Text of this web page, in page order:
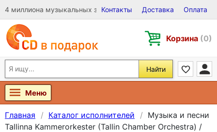
4 миллиона музыкальных записей на Виниле, CD и DVD
Контакты Доставка Оплата
Корзина (0)
Найти
Меню
Главная Каталог исполнителей
Музыка и песни
Tallinna Kammerorkester (Tallin Chamber Orchestra) /